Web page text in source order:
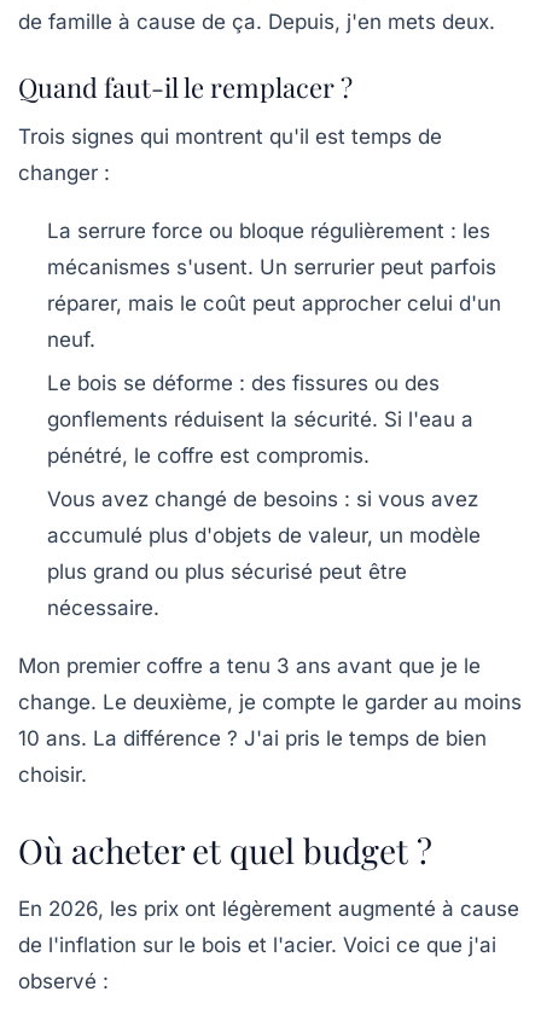
de famille à cause de ça. Depuis, j'en mets deux.
Quand faut-il le remplacer ?
Trois signes qui montrent qu'il est temps de
changer :
La serrure force ou bloque régulièrement : les
mécanismes s'usent. Un serrurier peut parfois
réparer, mais le coût peut approcher celui d'un
neuf.
Le bois se déforme : des fissures ou des
gonflements réduisent la sécurité. Si l'eau a
pénétré, le coffre est compromis.
Vous avez changé de besoins : si vous avez
accumulé plus d'objets de valeur, un modèle
plus grand ou plus sécurisé peut être
nécessaire.
Mon premier coffre a tenu 3 ans avant que je le
change. Le deuxième, je compte le garder au moins
10 ans. La différence ? J'ai pris le temps de bien
choisir.
Où acheter et quel budget ?
En 2026, les prix ont légèrement augmenté à cause
de l'inflation sur le bois et l'acier. Voici ce que j'ai
observé :